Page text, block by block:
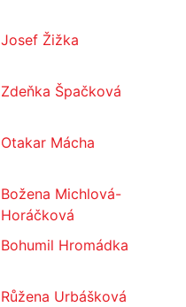
Josef Žižka
Zdeňka Špačková
Otakar Mácha
Božena Michlová-
Horáčková
Bohumil Hromádka
Růžena Urbášková